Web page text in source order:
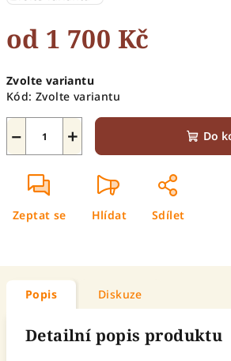
od 1 700 Kč
cena:
Zvolte variantu
Kód: Zvolte variantu
+
− Do
Zeptat se Hlídat Sdílet
Popis Diskuze
Detailní popis produktu